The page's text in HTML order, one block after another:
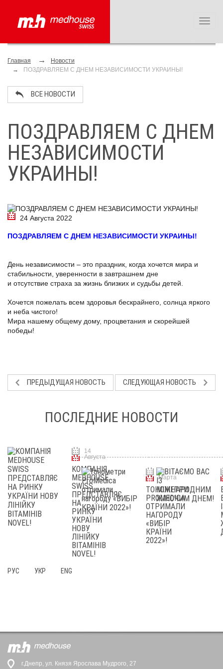
Главная
Новости
ПОЗДРАВЛЯЕМ С ДНЕМ НЕЗАВИСИМОСТИ УКРАИНЫ!
ВСЕ НОВОСТИ
ПОЗДРАВЛЯЕМ С ДНЕМ
НЕЗАВИСИМОСТИ
УКРАИНЫ!
24 Августа 2022
ПОЗДРАВЛЯЕМ С ДНЕМ НЕЗАВИСИМОСТИ УКРАИНЫ!
День независимости – это праздник, когда хочется мира и
стабильности, уверенности в завтрашнем дне
и отсутствие страха за жизнь близких и судьбы детей.
Хочется пожелать всем здоровья бескрайнего, солнца яркого
и неба чистого!
Мира нашему общему дому, процветания и скорейшей
победы!
ПРЕДЫДУЩАЯ НОВОСТЬ СЛЕДУЮЩАЯ НОВОСТЬ
ПОСЛЕДНИЕ НОВОСТИ
14
Августа
KОМПАНІЯ
MEDHOUSE
SWISS
ПРЕДСТАВЛЯЄ
НА
РИНКУ
УКРАЇНИ
НОВУ
ЛIНIЙКУ
ВIТАMIНIВ
NOVEL!
14
Марта
ТОНОМЕТРИ
PROMEDICA
ОТРИМАЛИ
НАГОРОДУ
«ВИБІР
КРАЇНИ
2022»!
РУС УКР ENG
г.Днепр, ул. Князя Ярослава Мудрого, 27